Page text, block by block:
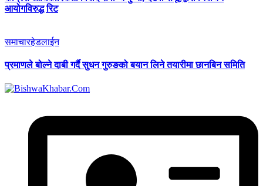
आयोगविरुद्ध रिट
समाचारहेडलाईन
प्रमाणले बोल्ने दाबी गर्दै सुधन गुरुङको बयान लिने तयारीमा छानबिन समिति